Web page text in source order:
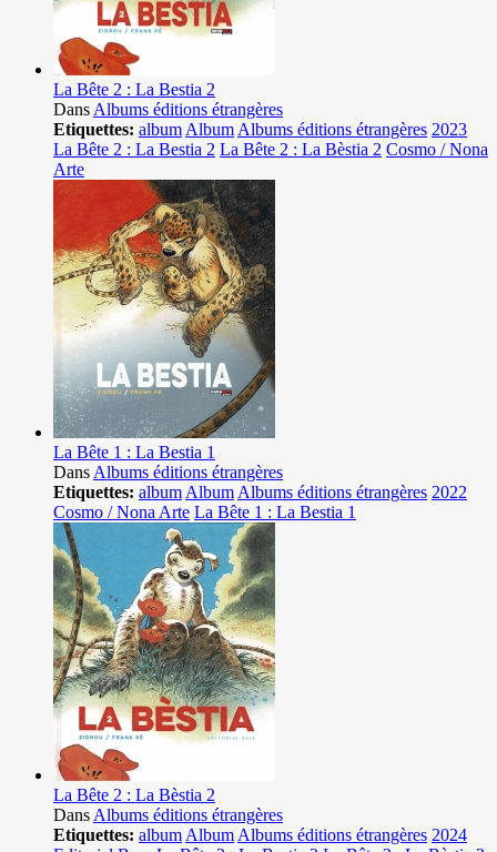
La Bête 2 : La Bestia 2
Dans Albums éditions étrangères
Etiquettes: album Album Albums éditions étrangères 2023
La Bête 2 : La Bestia 2 La Bête 2 : La Bèstia 2 Cosmo / Nona
Arte
La Bête 1 : La Bestia 1
Dans Albums éditions étrangères
Etiquettes: album Album Albums éditions étrangères 2022
Cosmo / Nona Arte La Bête 1 : La Bestia 1
La Bête 2 : La Bèstia 2
Dans Albums éditions étrangères
Etiquettes: album Album Albums éditions étrangères 2024